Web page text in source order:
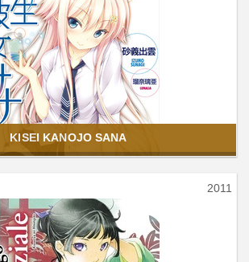
KISEI KANOJO SANA
2011